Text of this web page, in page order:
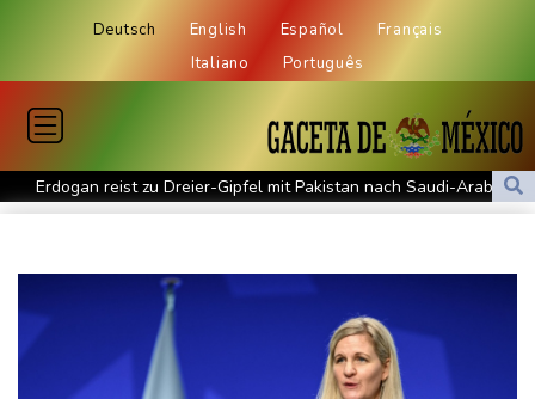
Deutsch English Español
Français
Italiano
Português
Erdogan reist zu Dreier-Gipfel mit Pakistan nach Saudi-Arabien
58 Soldaten im Jemen bei Huthi-Angriffen getötet - Regierung
UEFA hält an FIFA-Boykott fest - CAF hält zu Infantino
Jemen: 38 Soldaten bei Huthi-Angriffen getötet - Regierung
kündigt Vergeltung an
Mindestens zwei Tote bei Bombenexplosion in Kleinbus nahe